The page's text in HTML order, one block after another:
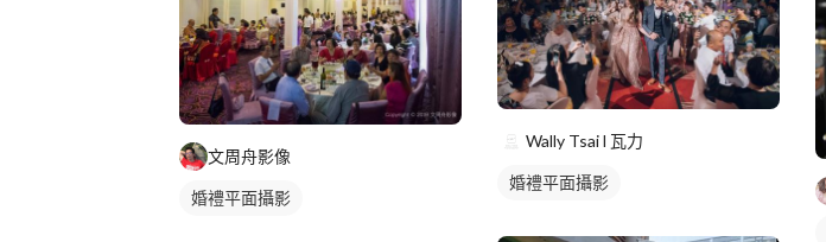
文周舟影像
婚禮平面攝影
Wally Tsai l 瓦力
婚禮平面攝影